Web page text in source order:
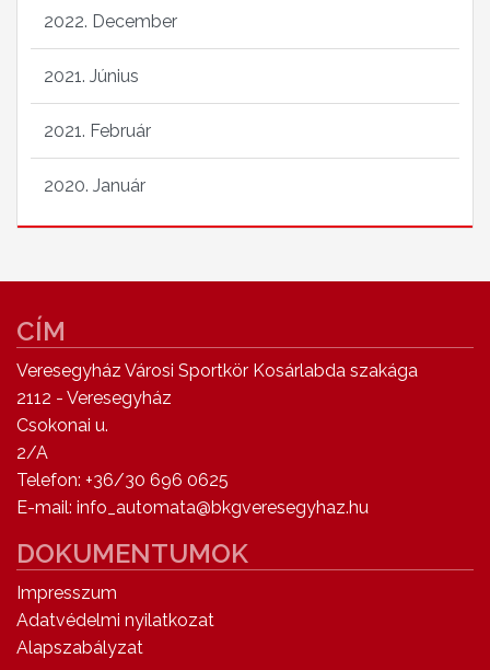
2022. December
2021. Június
2021. Február
2020. Január
CÍM
Veresegyház Városi Sportkör Kosárlabda szakága
2112 - Veresegyház
Csokonai u.
2/A
Telefon: +36/30 696 0625
E-mail: info_automata@bkgveresegyhaz.hu
DOKUMENTUMOK
Impresszum
Adatvédelmi nyilatkozat
Alapszabályzat